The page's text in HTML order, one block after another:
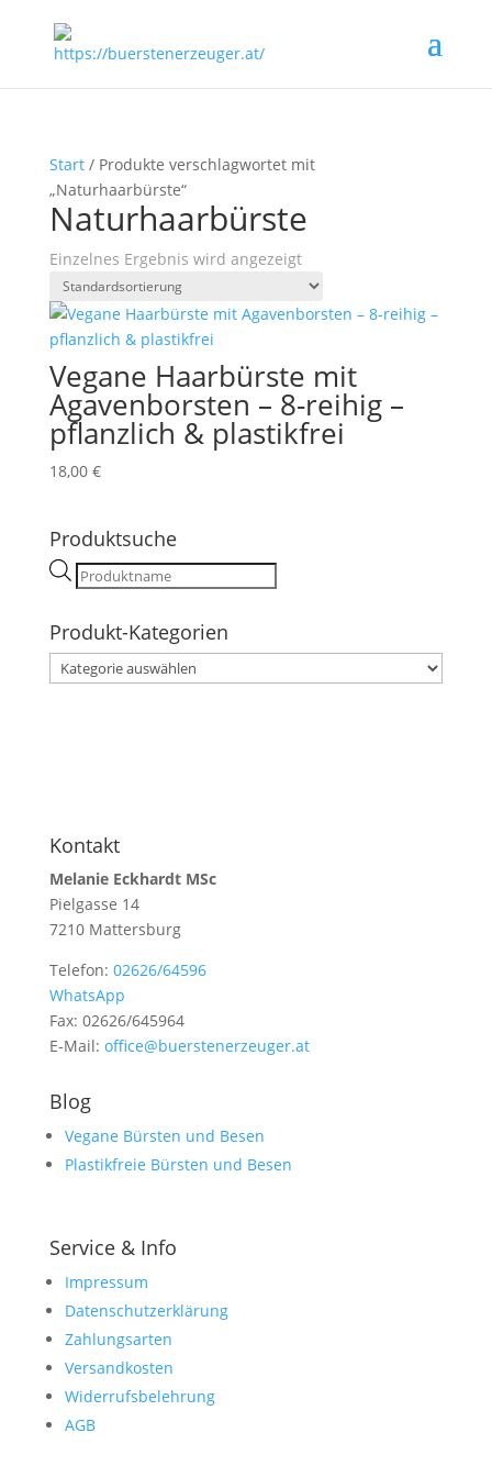
Start/ Produkte verschlagwortet mit
„Naturhaarbürste“
Naturhaarbürste
Einzelnes Ergebnis wird angezeigt
Vegane Haarbürste mit
Agavenborsten – 8-reihig –
pflanzlich & plastikfrei
18,00 €
Produktsuche
Products
Produkt-Kategorien
Kontakt
Melanie Eckhardt MSc
Pielgasse 14
7210 Mattersburg
Telefon: 02626/64596
WhatsApp
Fax: 02626/645964
E-Mail: office@buerstenerzeuger.at
Blog
Vegane Bürsten und Besen
Plastikfreie Bürsten und Besen
Service & Info
Impressum
Datenschutzerklärung
Zahlungsarten
Versandkosten
Widerrufsbelehrung
AGB